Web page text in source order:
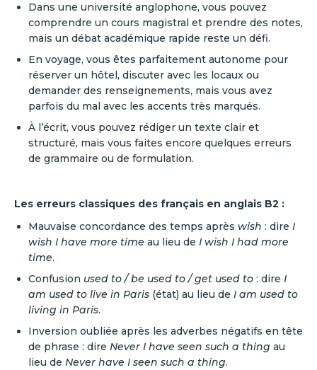
Dans une université anglophone, vous pouvez
comprendre un cours magistral et prendre des notes,
mais un débat académique rapide reste un défi.
En voyage, vous êtes parfaitement autonome pour
réserver un hôtel, discuter avec les locaux ou
demander des renseignements, mais vous avez
parfois du mal avec les accents très marqués.
À l’écrit, vous pouvez rédiger un texte clair et
structuré, mais vous faites encore quelques erreurs
de grammaire ou de formulation.
Les erreurs classiques des français en anglais B2 :
Mauvaise concordance des temps après wish : dire I
wish I have more time au lieu de I wish I had more
time.
Confusion used to / be used to / get used to : dire I
am used to live in Paris (état) au lieu de I am used to
living in Paris.
Inversion oubliée après les adverbes négatifs en tête
de phrase : dire Never I have seen such a thing au
lieu de Never have I seen such a thing.